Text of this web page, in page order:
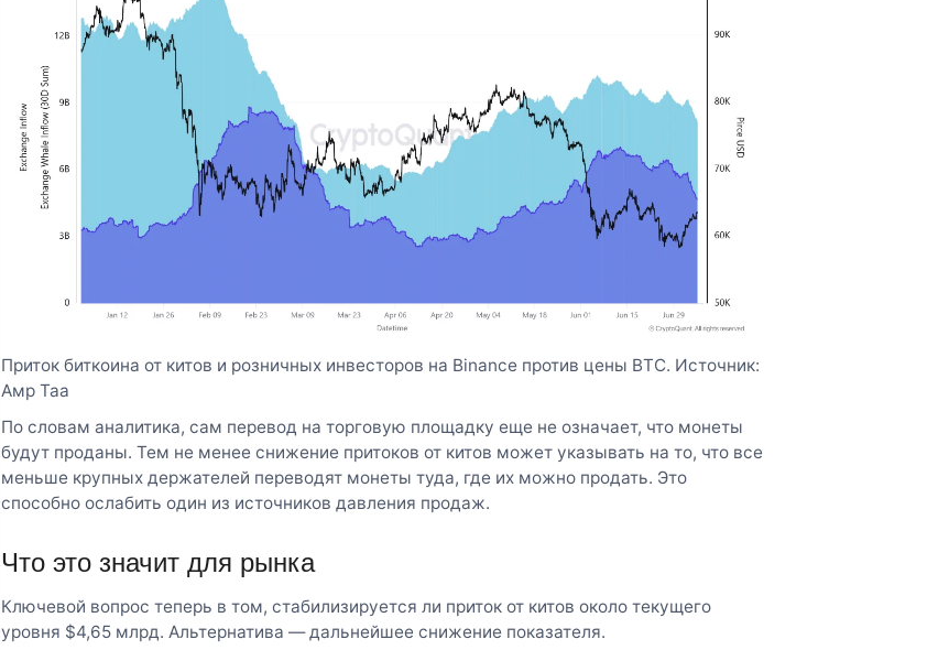
Приток биткоина от китов и розничных инвесторов на Binance против цены BTC. Источник:
Амр Таа
По словам аналитика, сам перевод на торговую площадку еще не означает, что монеты
будут проданы. Тем не менее снижение притоков от китов может указывать на то, что все
меньше крупных держателей переводят монеты туда, где их можно продать. Это
способно ослабить один из источников давления продаж.
Что это значит для рынка
Ключевой вопрос теперь в том, стабилизируется ли приток от китов около текущего
уровня $4,65 млрд. Альтернатива — дальнейшее снижение показателя.